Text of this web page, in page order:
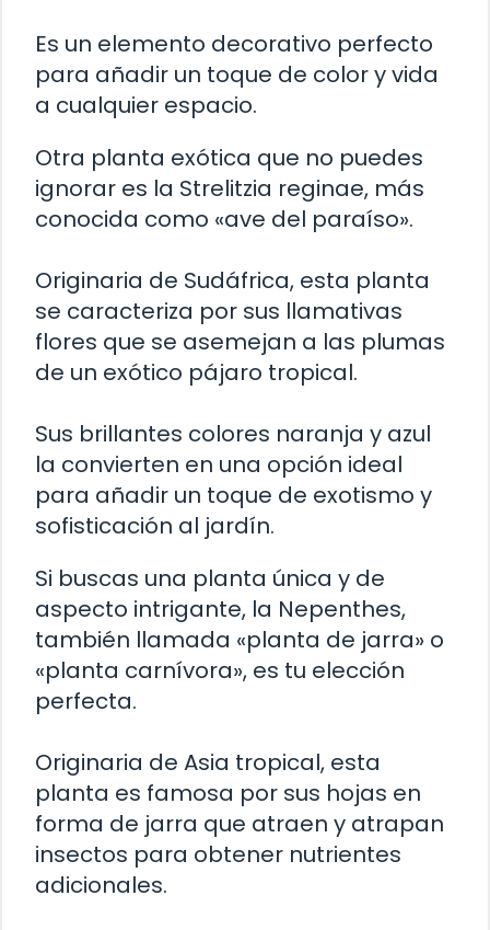
Es un elemento decorativo perfecto
para añadir un toque de color y vida
a cualquier espacio.
Otra planta exótica que no puedes
ignorar es la Strelitzia reginae, más
conocida como «ave del paraíso».
Originaria de Sudáfrica, esta planta
se caracteriza por sus llamativas
flores que se asemejan a las plumas
de un exótico pájaro tropical.
Sus brillantes colores naranja y azul
la convierten en una opción ideal
para añadir un toque de exotismo y
sofisticación al jardín.
Si buscas una planta única y de
aspecto intrigante, la Nepenthes,
también llamada «planta de jarra» o
«planta carnívora», es tu elección
perfecta.
Originaria de Asia tropical, esta
planta es famosa por sus hojas en
forma de jarra que atraen y atrapan
insectos para obtener nutrientes
adicionales.